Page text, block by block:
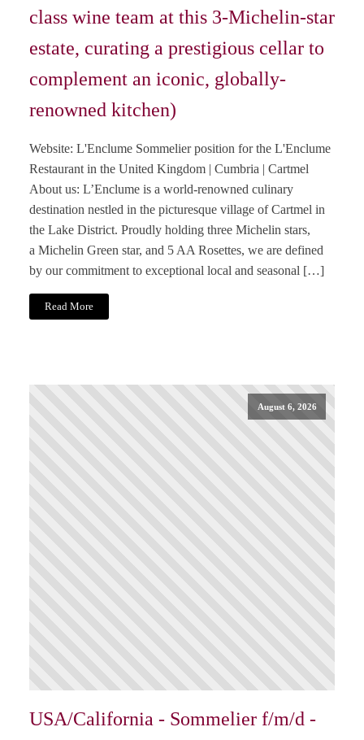
class wine team at this 3-Michelin-star
estate, curating a prestigious cellar to
complement an iconic, globally-
renowned kitchen)
Website: L'Enclume Sommelier position for the L'Enclume
Restaurant in the United Kingdom | Cumbria | Cartmel
About us: L’Enclume is a world-renowned culinary
destination nestled in the picturesque village of Cartmel in
the Lake District. Proudly holding three Michelin stars,
a Michelin Green star, and 5 AA Rosettes, we are defined
by our commitment to exceptional local and seasonal […]
Read More
August 6, 2026
USA/California - Sommelier f/m/d -